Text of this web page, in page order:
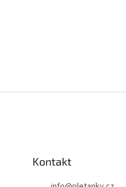
Kontakt